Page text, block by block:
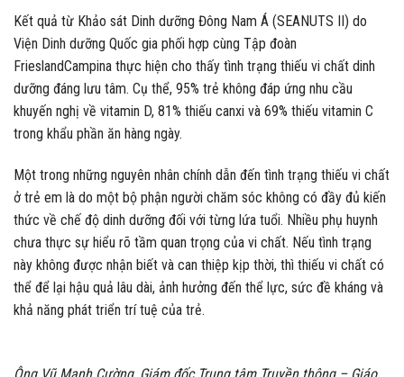
Kết quả từ Khảo sát Dinh dưỡng Đông Nam Á (SEANUTS II) do
Viện Dinh dưỡng Quốc gia phối hợp cùng Tập đoàn
FrieslandCampina thực hiện cho thấy tình trạng thiếu vi chất dinh
dưỡng đáng lưu tâm. Cụ thể, 95% trẻ không đáp ứng nhu cầu
khuyến nghị về vitamin D, 81% thiếu canxi và 69% thiếu vitamin C
trong khẩu phần ăn hàng ngày.
Một trong những nguyên nhân chính dẫn đến tình trạng thiếu vi chất
ở trẻ em là do một bộ phận người chăm sóc không có đầy đủ kiến
thức về chế độ dinh dưỡng đối với từng lứa tuổi. Nhiều phụ huynh
chưa thực sự hiểu rõ tầm quan trọng của vi chất. Nếu tình trạng
này không được nhận biết và can thiệp kịp thời, thì thiếu vi chất có
thể để lại hậu quả lâu dài, ảnh hưởng đến thể lực, sức đề kháng và
khả năng phát triển trí tuệ của trẻ.